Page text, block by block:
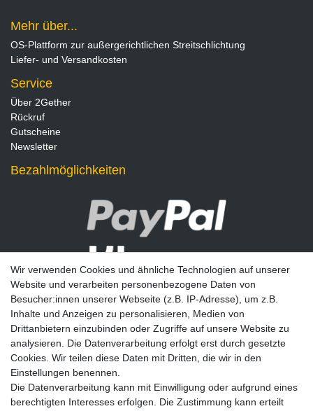
Mehr über...
OS-Plattform zur außergerichtlichen Streitschlichtung
Liefer- und Versandkosten
Service
Über 2Gether
Rückruf
Gutscheine
Newsletter
Bezahlmöglichkeiten
Newsletter
E-MAIL **
Wir verwenden Cookies und ähnliche Technologien auf unserer
Website und verarbeiten personenbezogene Daten von
Besucher:innen unserer Webseite (z.B. IP-Adresse), um z.B.
Inhalte und Anzeigen zu personalisieren, Medien von
Drittanbietern einzubinden oder Zugriffe auf unsere Website zu
analysieren. Die Datenverarbeitung erfolgt erst durch gesetzte
Cookies. Wir teilen diese Daten mit Dritten, die wir in den
Einstellungen benennen.
Die Datenverarbeitung kann mit Einwilligung oder aufgrund eines
berechtigten Interesses erfolgen. Die Zustimmung kann erteilt